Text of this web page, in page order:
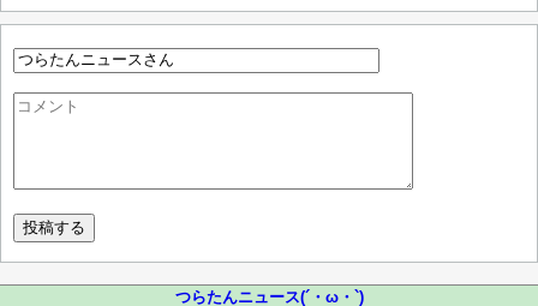
つらたんニュース(´・ω・`)